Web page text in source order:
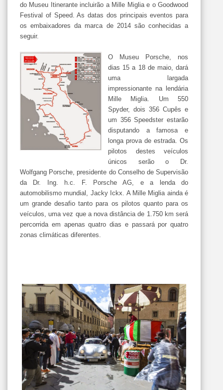
do Museu Itinerante incluirão a Mille Miglia e o Goodwood
Festival of Speed. As datas dos principais eventos para
os embaixadores da marca de 2014 são conhecidas a
seguir.
O Museu Porsche, nos
dias 15 a 18 de maio, dará
uma largada
impressionante na lendária
Mille Miglia. Um 550
Spyder, dois 356 Cupês e
um 356 Speedster estarão
disputando a famosa e
longa prova de estrada. Os
pilotos destes veículos
únicos serão o Dr.
Wolfgang Porsche, presidente do Conselho de Supervisão
da Dr. Ing. h.c. F. Porsche AG, e a lenda do
automobilismo mundial, Jacky Ickx. A Mille Miglia ainda é
um grande desafio tanto para os pilotos quanto para os
veículos, uma vez que a nova distância de 1.750 km será
percorrida em apenas quatro dias e passará por quatro
zonas climáticas diferentes.